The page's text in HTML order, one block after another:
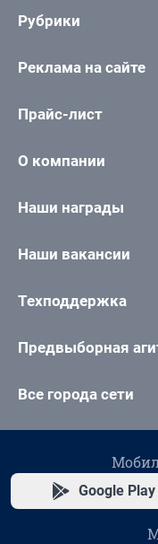
Рубрики
Реклама на сайте
Прайс-лист
О компании
Наши награды
Наши вакансии
Техподдержка
Предвыборная
Все города сети
Google Play